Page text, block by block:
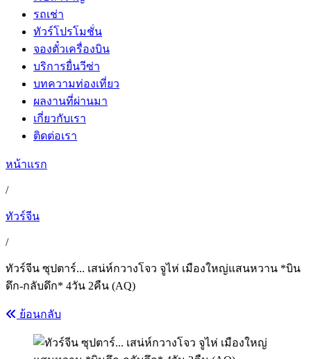
รถเช่า
ทัวร์โปรโมชั่น
จองตั๋วเครื่องบิน
บริการยื่นวีซ่า
บทความท่องเที่ยว
ผลงานที่ผ่านมา
เกี่ยวกับเรา
ติดต่อเรา
หน้าแรก
/
ทัวร์จีน
/
ทัวร์จีน ซุปตาร์... เสน่ห์กวางโจว จูไห่ เมืองใหญ่แสนหวาน *บิน
ดึก-กลับดึก* 4วัน 2คืน (AQ)
ย้อนกลับ